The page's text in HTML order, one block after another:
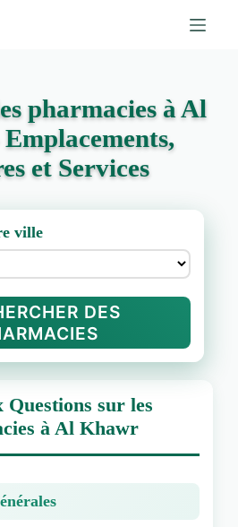
pharmacies à Al
et Services
ville
DES
Questions sur les
à Al Khawr